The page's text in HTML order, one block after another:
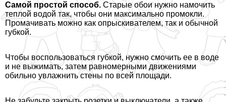
Самой простой способ. Старые обои нужно намочить
теплой водой так, чтобы они максимально промокли.
Промачивать можно как опрыскивателем, так и обычной
губкой.
Чтобы воспользоваться губкой, нужно смочить ее в воде
и не выжимать, затем равномерными движениями
обильно увлажнить стены по всей площади.